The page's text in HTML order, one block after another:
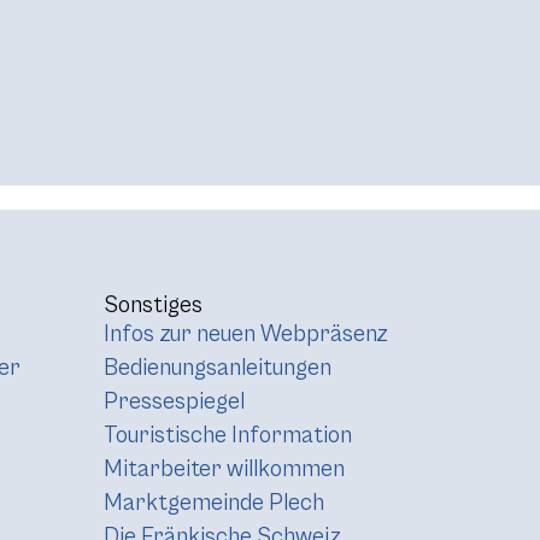
Sonstiges
Infos zur neuen Webpräsenz
Bedienungsanleitungen
Pressespiegel
Touristische Information
Mitarbeiter willkommen
Marktgemeinde Plech